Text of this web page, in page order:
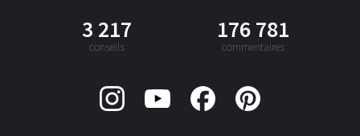
3 217
conseils
176 781
commentaires